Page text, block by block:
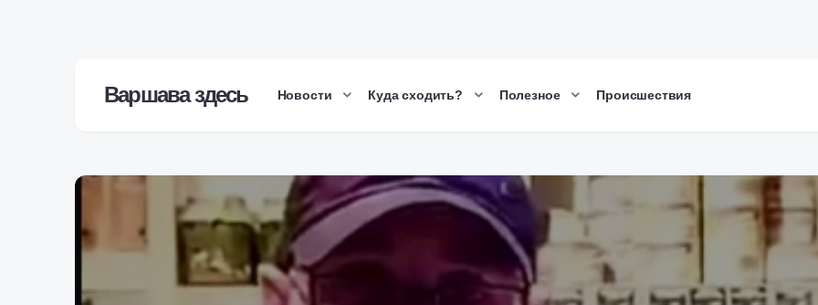
Варшава здесь Новости Куда сходить? Полезное Происшествия